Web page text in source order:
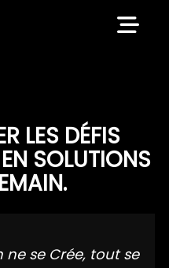
LES DÉFIS
SOLUTIONS
ne se Crée, tout se